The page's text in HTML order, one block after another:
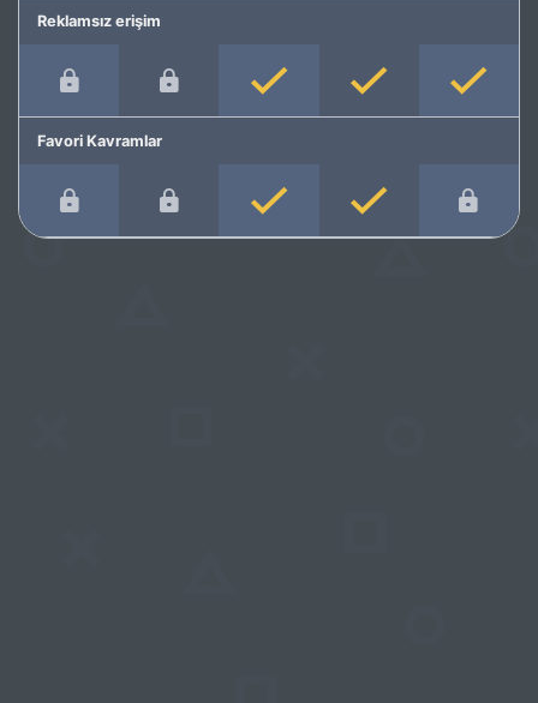
Reklamsız erişim
Favori Kavramlar